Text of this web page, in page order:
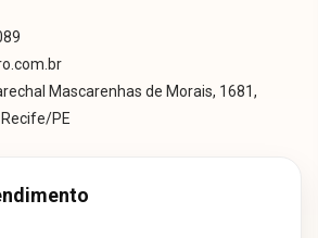
Mascarenhas de Morais, 1681,
PE